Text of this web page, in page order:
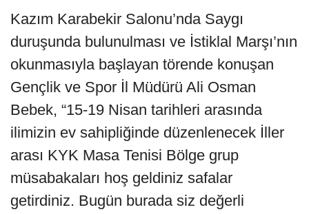
Kazım Karabekir Salonu’nda Saygı
duruşunda bulunulması ve İstiklal Marşı’nın
okunmasıyla başlayan törende konuşan
Gençlik ve Spor İl Müdürü Ali Osman
Bebek, “15-19 Nisan tarihleri arasında
ilimizin ev sahipliğinde düzenlenecek İller
arası KYK Masa Tenisi Bölge grup
müsabakaları hoş geldiniz safalar
getirdiniz. Bugün burada siz değerli